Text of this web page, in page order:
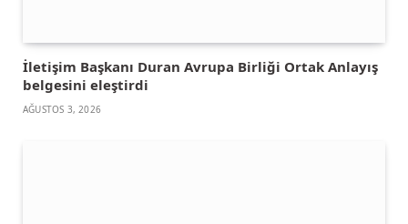
İletişim Başkanı Duran Avrupa Birliği Ortak Anlayış
belgesini eleştirdi
AĞUSTOS 3, 2026